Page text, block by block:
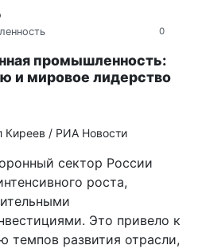
0
промышленность:
и мировое лидерство
Киреев / РИА Новости
сектор России
роста,
Это привело к
темпов развития отрасли,